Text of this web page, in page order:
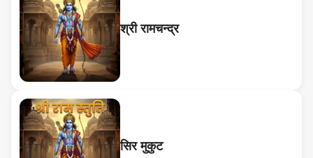
श्री रामचन्द्र
सिर मुकुट